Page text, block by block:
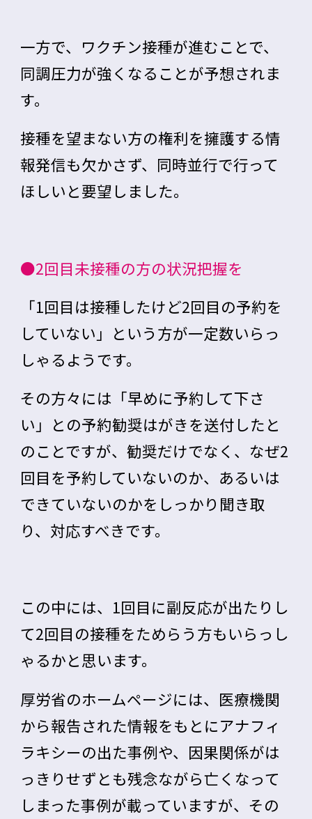
一方で、ワクチン接種が進むことで、
同調圧力が強くなることが予想されま
す。
接種を望まない方の権利を擁護する情
報発信も欠かさず、同時並行で行って
ほしいと要望しました。
●2回目未接種の方の状況把握を
「1回目は接種したけど2回目の予約を
していない」という方が一定数いらっ
しゃるようです。
その方々には「早めに予約して下さ
い」との予約勧奨はがきを送付したと
のことですが、勧奨だけでなく、 なぜ2
回目を予約していないのか、あるいは
できていないのかをしっかり聞き取
り、対応すべきです。
この中には、1回目に副反応が出たりし
て2回目の接種をためらう方もいらっし
ゃるかと思います。
厚労省のホームページには、医療機関
から報告された情報をもとにアナフィ
ラキシーの出た事例や、因果関係がは
っきりせずとも残念ながら亡くなって
しまった事例が載っていますが、その